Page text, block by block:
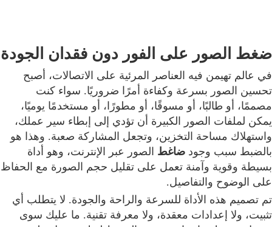
ضغط الصور على الفور دون فقدان الجودة
في عالم تهيمن فيه العناصر المرئية على الاتصالات، أصبح
تحسين الصور بسرعة وكفاءة أمرًا ضروريًا. سواء كنت
مصممًا، أو طالبًا، أو مسوقًا، أو مطورًا، أو مستخدمًا يوميًا،
يمكن لملفات الصور الكبيرة أن تؤدي إلى إبطاء سير عملك،
واستهلاك مساحة التخزين، وتجعل المشاركة صعبة. وهذا هو
بالضبط سبب وجود ضاغط الصور عبر الإنترنت، وهو أداة
بسيطة وقوية وآمنة تعمل على تقليل حجم الصورة مع الحفاظ
على الوضوح والتفاصيل.
تم تصميم هذه الأداة للسرعة والراحة والجودة. لا يتطلب أي
تثبيت، ولا إعدادات معقدة، ولا معرفة تقنية. ما عليك سوى